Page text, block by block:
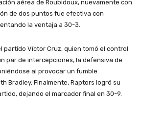
aérea de Roubidoux, nuevamente con
de dos puntos fue efectiva con
la ventaja a 30-3.
partido Víctor Cruz, quien tomó el control
par de intercepciones, la defensiva de
al provocar un fumble
Bradley. Finalmente, Raptors logró su
dejando el marcador final en 30-9.